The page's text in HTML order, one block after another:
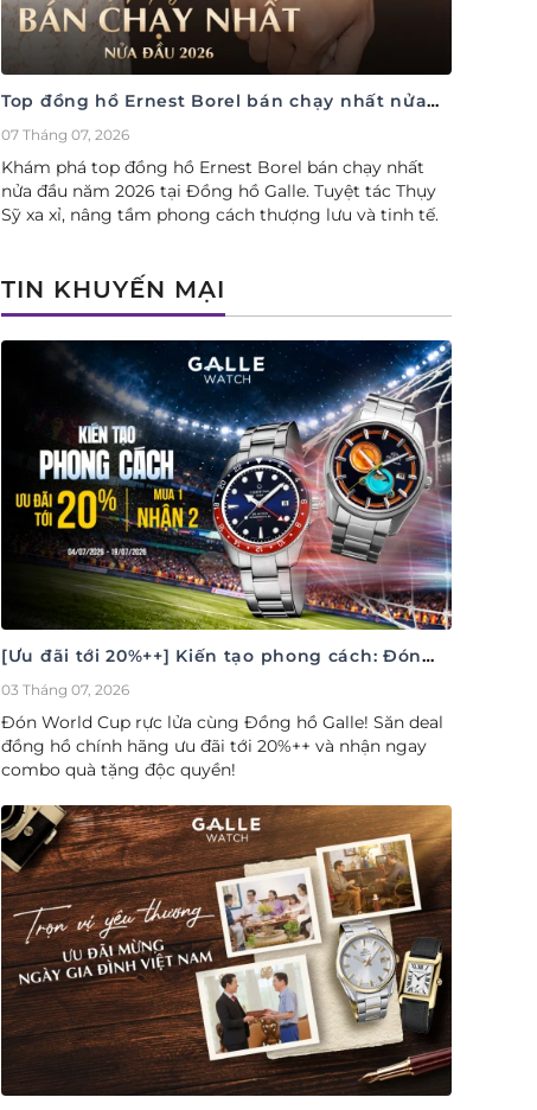
Top đồng hồ Ernest Borel bán chạy nhất nửa
đầu năm 2026
07 Tháng 07, 2026
Khám phá top đồng hồ Ernest Borel bán chạy nhất
nửa đầu năm 2026 tại Đồng hồ Galle. Tuyệt tác Thụy
Sỹ xa xỉ, nâng tầm phong cách thượng lưu và tinh tế.
TIN KHUYẾN MẠI
[Ưu đãi tới 20%++] Kiến tạo phong cách: Đón
cúp săn deal – Siêu ưu đãi đồng hành cùng
World Cup
03 Tháng 07, 2026
Đón World Cup rực lửa cùng Đồng hồ Galle! Săn deal
đồng hồ chính hãng ưu đãi tới 20%++ và nhận ngay
combo quà tặng độc quyền!